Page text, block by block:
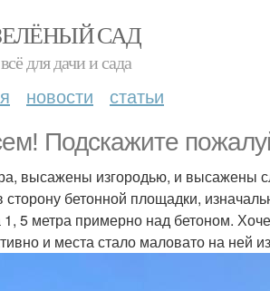
САД
всё для дачи и сада
новости статьи
Подскажите
высажены изгородью, и высажены
сторону бетонной площадки,
5 метра примерно над бетоном.
и места стало маловато на ней